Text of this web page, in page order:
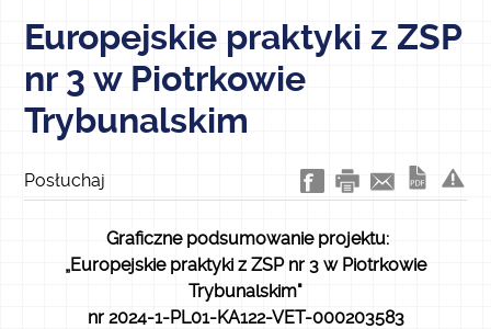
Europejskie praktyki z ZSP
nr 3 w Piotrkowie
Trybunalskim
Posłuchaj
Graficzne podsumowanie projektu:
„Europejskie praktyki z ZSP nr 3 w Piotrkowie
Trybunalskim"
nr 2024-1-PL01-KA122-VET-000203583